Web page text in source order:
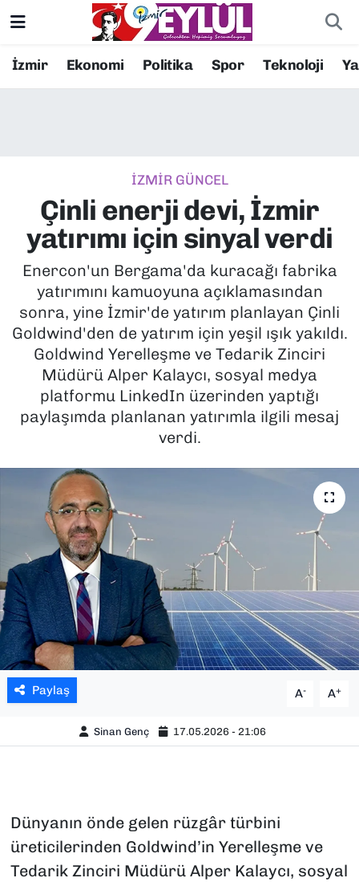
İzmir Ekonomi Politika Spor Teknoloji
İZMİR GÜNCEL
Çinli enerji devi, İzmir
yatırımı için sinyal verdi
Enercon'un Bergama'da kuracağı fabrika
yatırımını kamuoyuna açıklamasından
sonra, yine İzmir'de yatırım planlayan Çinli
Goldwind'den de yatırım için yeşil ışık yakıldı.
Goldwind Yerelleşme ve Tedarik Zinciri
Müdürü Alper Kalaycı, sosyal medya
platformu LinkedIn üzerinden yaptığı
paylaşımda planlanan yatırımla ilgili mesaj
verdi.
Paylaş A- A+
Sinan Genç 17.05.2026 - 21:06
Dünyanın önde gelen rüzgâr türbini
üreticilerinden Goldwind’in Yerelleşme ve
Tedarik Zinciri Müdürü Alper Kalaycı, sosyal
Resmi İlanlar
EKONOMİ
KÜLTÜR SANAT
MAGAZİN
POLİTİKA
SAĞLIK
SPOR
TEKNOLOJİ
YAŞAM
YEREL YÖNETİMLER
Konak Nöbetçi Eczaneler
Süper Lig Puan Durumu ve Fikstür
Tüm Manşetler
Son Dakika Haberleri
Haber Arşivi